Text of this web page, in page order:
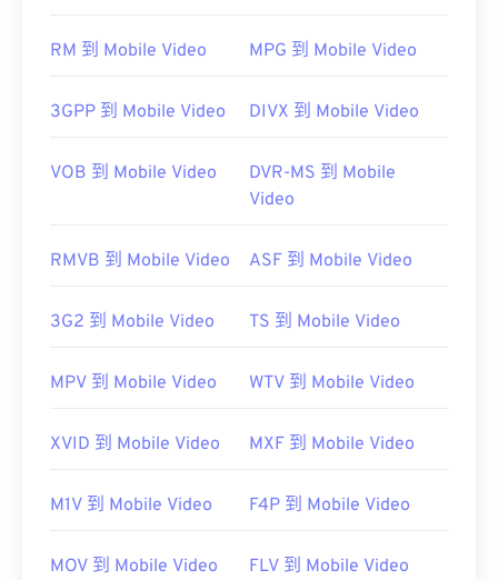
初始發布：2007
實用連結：
https://www.iso.org/standard/68960.html
RM 到 Mobile Video MPG 到 Mobile Video
3GPP 到 Mobile Video DIVX 到 Mobile Video
VOB 到 Mobile Video
DVR-MS 到 Mobile
Video
RMVB 到 Mobile Video ASF 到 Mobile Video
3G2 到 Mobile Video TS 到 Mobile Video
MPV 到 Mobile Video WTV 到 Mobile Video
XVID 到 Mobile Video MXF 到 Mobile Video
M1V 到 Mobile Video F4P 到 Mobile Video
MOV 到 Mobile Video FLV 到 Mobile Video